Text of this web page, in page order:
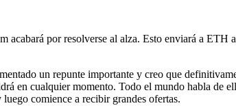
acabará por resolverse al alza. Esto enviará a
un repunte importante y creo que
en cualquier momento. Todo el mundo habla de
comience a recibir grandes ofertas.